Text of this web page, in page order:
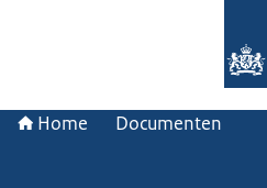
Home Documenten